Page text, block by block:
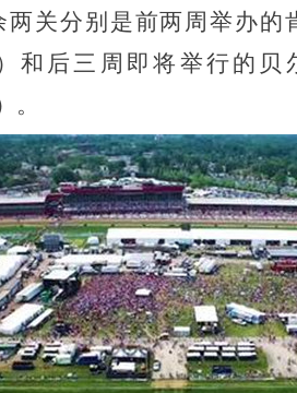
两关分别是前两周举办的
和后三周即将举行的贝